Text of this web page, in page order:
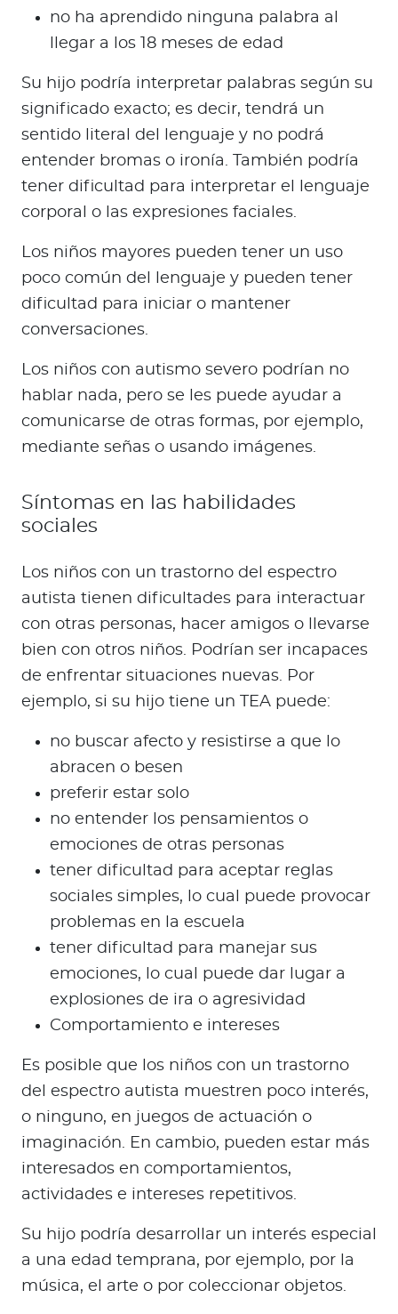
no ha aprendido ninguna palabra al
llegar a los 18 meses de edad
Su hijo podría interpretar palabras según su
significado exacto; es decir, tendrá un
sentido literal del lenguaje y no podrá
entender bromas o ironía. También podría
tener dificultad para interpretar el lenguaje
corporal o las expresiones faciales.
Los niños mayores pueden tener un uso
poco común del lenguaje y pueden tener
dificultad para iniciar o mantener
conversaciones.
Los niños con autismo severo podrían no
hablar nada, pero se les puede ayudar a
comunicarse de otras formas, por ejemplo,
mediante señas o usando imágenes.
Síntomas en las habilidades
sociales
Los niños con un trastorno del espectro
autista tienen dificultades para interactuar
con otras personas, hacer amigos o llevarse
bien con otros niños. Podrían ser incapaces
de enfrentar situaciones nuevas. Por
ejemplo, si su hijo tiene un TEA puede:
no buscar afecto y resistirse a que lo
abracen o besen
preferir estar solo
no entender los pensamientos o
emociones de otras personas
tener dificultad para aceptar reglas
sociales simples, lo cual puede provocar
problemas en la escuela
tener dificultad para manejar sus
emociones, lo cual puede dar lugar a
explosiones de ira o agresividad
Comportamiento e intereses
Es posible que los niños con un trastorno
del espectro autista muestren poco interés,
o ninguno, en juegos de actuación o
imaginación. En cambio, pueden estar más
interesados en comportamientos,
actividades e intereses repetitivos.
Su hijo podría desarrollar un interés especial
a una edad temprana, por ejemplo, por la
música, el arte o por coleccionar objetos.